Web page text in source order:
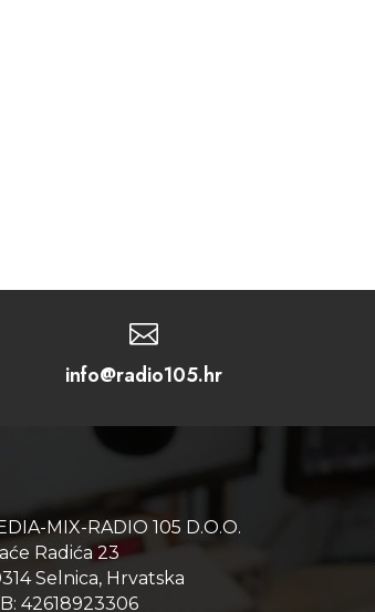

info@radio105.hr
MIX-RADIO 105 D.O.O.
Radića 23
Selnica, Hrvatska
42618923306